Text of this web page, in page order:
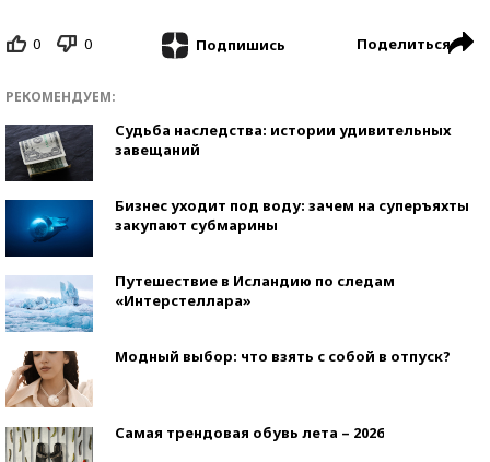
0 0 Подпишись Поделиться
РЕКОМЕНДУЕМ:
Судьба наследства: истории удивительных
завещаний
Бизнес уходит под воду: зачем на суперъяхты
закупают субмарины
Путешествие в Исландию по следам
«Интерстеллара»
Модный выбор: что взять с собой в отпуск?
Самая трендовая обувь лета – 2026